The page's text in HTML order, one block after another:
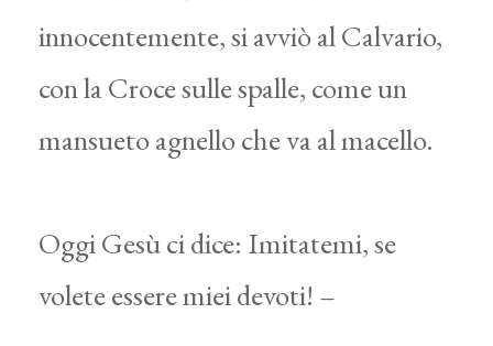
innocentemente, si avviò al Calvario,
con la Croce sulle spalle, come un
mansueto agnello che va al macello.
Oggi Gesù ci dice: Imitatemi, se
volete essere miei devoti! –